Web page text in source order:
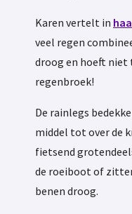
Karen vertelt in
veel regen
droog en hoeft niet
regenbroek!
De rainlegs
middel tot over de
fietsend
de roeiboot of
benen droog.